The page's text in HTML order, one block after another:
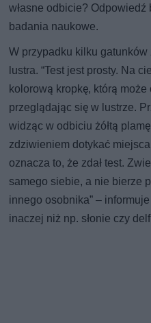
własne odbicie?
badania naukowe.
W przypadku kilku
lustra. “Test jest prosty. Na
kolorową kropkę, którą może
przeglądając się w lustrze.
widząc w odbiciu żółtą
zdziwieniem dotykać
oznacza to, że zdał test.
samego siebie, a nie bierze
innego osobnika” –
inaczej niż np. słonie czy